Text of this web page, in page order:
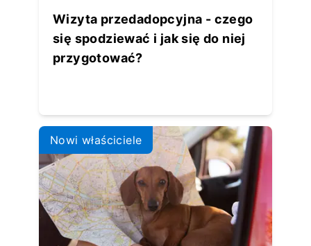
Wizyta przedadopcyjna - czego
się spodziewać i jak się do niej
przygotować?
Nowi właściciele